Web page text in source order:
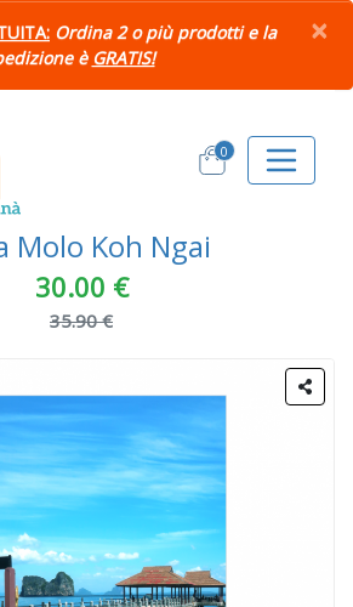
Ordina 2 o più prodotti e la
è GRATIS!
×
0
Molo Koh Ngai
30.00 €
35.90 €